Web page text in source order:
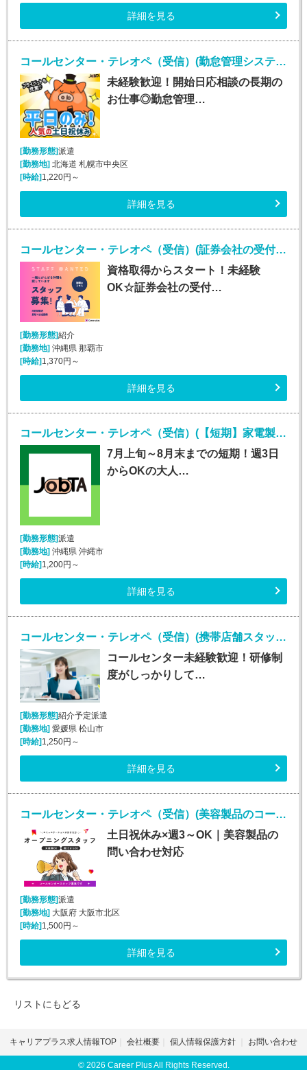
詳細を見る
コールセンター・テレオペ（受信）(勤怠管理システムヘルプデスク)
未経験歓迎！開始日応相談の長期の
お仕事◎勤怠管理…
[勤務形態]派遣
[勤務地]北海道 札幌市中央区
[時給]1,220円～
詳細を見る
コールセンター・テレオペ（受信）(証券会社の受付・事務スタッフ/6月9日入社)
資格取得からスタート！未経験
OK☆証券会社の受付…
[勤務形態]紹介
[勤務地]沖縄県 那覇市
[時給]1,370円～
詳細を見る
コールセンター・テレオペ（受信）(【短期】家電製品の訪問修理日程案内コールセンター受信)
7月上旬～8月末までの短期！週3日
からOKの大人…
[勤務形態]派遣
[勤務地] 沖縄県 沖縄市
[時給] 1,200円～
詳細を見る
コールセンター・テレオペ（受信）(携帯店舗スタッフからの電話遠隔サポート)
コールセンター未経験歓迎！研修制
度がしっかりして…
[勤務形態]紹介予定派遣
[勤務地] 愛媛県 松山市
[時給] 1,250円～
詳細を見る
コールセンター・テレオペ（受信）(美容製品のコールセンタースタッフ)
土日祝休み×週3～OK｜美容製品の
問い合わせ対応
[勤務形態]派遣
[勤務地] 大阪府 大阪市北区
[時給] 1,500円～
詳細を見る
リストにもどる
キャリアプラス求人情報TOP 会社概要 個人情報保護方針 お問い合わせ
© 2026 Career Plus All Rights Reserved.